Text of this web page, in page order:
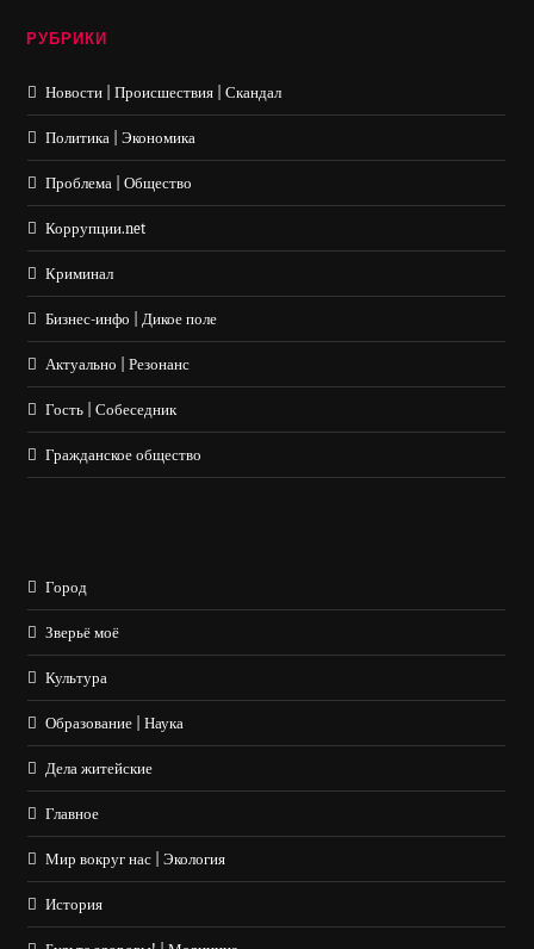
РУБРИКИ
Новости | Происшествия | Скандал
Политика | Экономика
Проблема | Общество
Коррупции.net
Криминал
Бизнес-инфо | Дикое поле
Актуально | Резонанс
Гость | Собеседник
Гражданское общество
Город
Зверьё моё
Культура
Образование | Наука
Дела житейские
Главное
Мир вокруг нас | Экология
История